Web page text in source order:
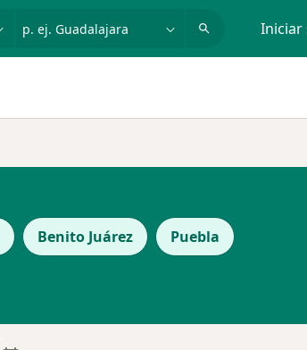
Iniciar
Benito Juárez Puebla